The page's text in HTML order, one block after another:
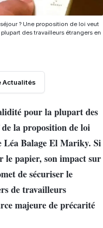
? Une proposition de loi veut
des travailleurs étrangers en
Actualités
pour la plupart des
la proposition de loi
Léa Balage El Mariky. Si
le papier, son impact sur
de sécuriser le
de travailleurs
majeure de précarité